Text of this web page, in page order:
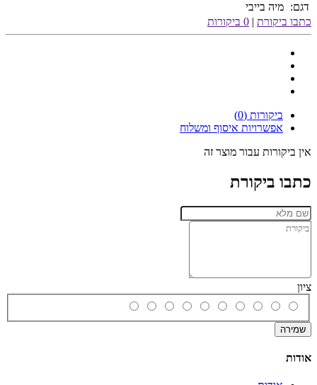
דגם: מיה בייבי
כתבו ביקורת | 0 ביקורות
ביקורות (0)
אפשרויות איסוף ומשלוח
אין ביקורות עבור מוצר זה
כתבו ביקורת
ציון
שמירה
אודות